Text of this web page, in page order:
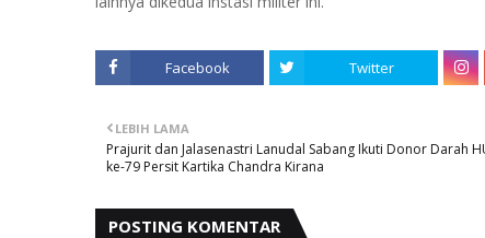
Facebook Twitter
LEBIH LAMA
Prajurit dan Jalasenastri Lanudal Sabang Ikuti Donor Darah
ke-79 Persit Kartika Chandra Kirana
POSTING KOMENTAR